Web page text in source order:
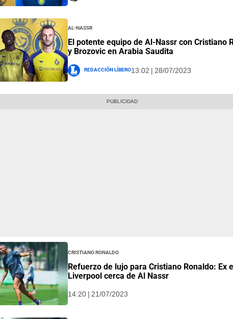
Al-Nassr
El potente equipo de Al-Nassr con Cristiano
y Brozovic en Arabia Saudita
Redacción Líbero13:02 | 28/07/2023
Cristiano Ronaldo
Refuerzo de lujo para Cristiano Ronaldo: Ex
Liverpool cerca de Al Nassr
14:20 | 21/07/2023